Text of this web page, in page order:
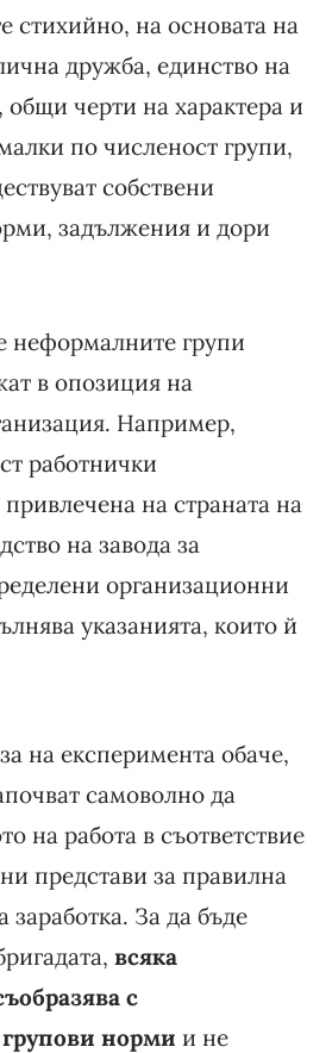
стихийно, на основата на
дружба, единство на
общи черти на характера и
по численост групи,
собствени
задължения и дори
неформалните групи
в опозиция на
Например,
работнички
на страната на
на завода за
организационни
указанията, които й
на експеримента обаче,
самоволно да
на работа в съответствие
представи за правилна
За да бъде
всяка
с
норми и не